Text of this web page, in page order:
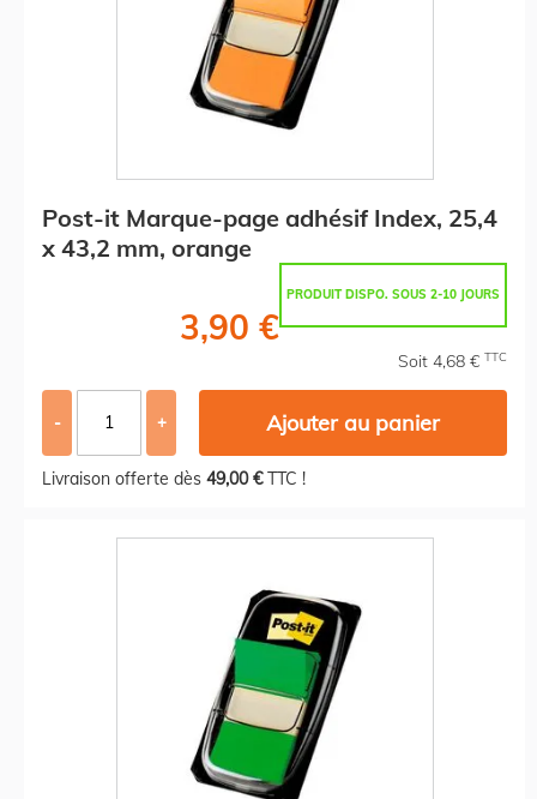
Post-it Marque-page adhésif Index, 25,4
x 43,2 mm, orange
PRODUIT DISPO. SOUS 2-10 JOURS
3,90 €
Soit 4,68 € TTC
- + Ajouter au panier
Livraison offerte dès 49,00 €TTC !